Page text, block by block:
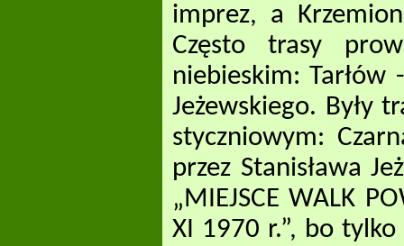
imprez, a
Często trasy
niebieskim: Tarłów
Jeżewskiego. Były
styczniowym:
przez Stanisława
„MIEJSCE WALK
XI 1970 r.”, bo tylko